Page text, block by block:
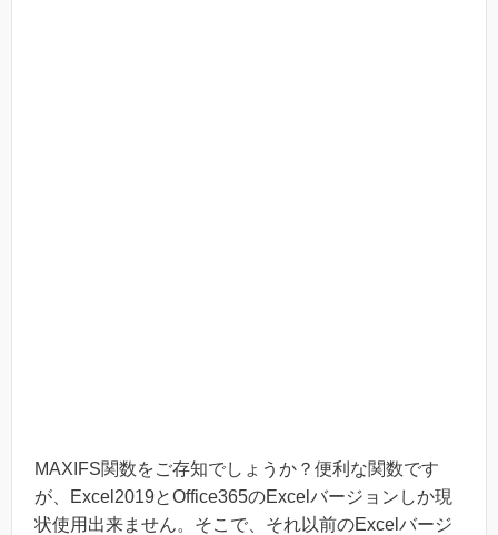
MAXIFS関数をご存知でしょうか？便利な関数です
が、Excel2019とOffice365のExcelバージョンしか現
状使用出来ません。そこで、それ以前のExcelバージ